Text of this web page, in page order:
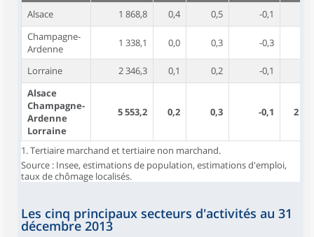
Alsace 1 868,8 0,4 0,5 -0,1
Champagne-
Ardenne
1 338,1 0,0 0,3 -0,3
Lorraine 2 346,3 0,1 0,2 -0,1
Alsace
Champagne-
Ardenne
Lorraine
5 553,2 0,2 0,3 -0,1 2
1. Tertiaire marchand et tertiaire non marchand.
Source : Insee, estimations de population, estimations d'emploi,
taux de chômage localisés.
Les cinq principaux secteurs d'activités au 31
décembre 2013